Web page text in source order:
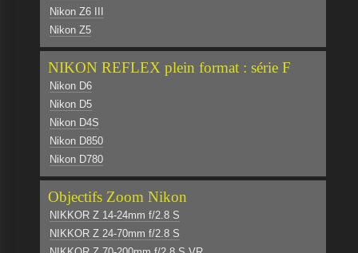
Nikon Z6 III
Nikon Z5
NIKON REFLEX plein format : série F
Nikon D6
Nikon D5
Nikon D4S
Nikon D850
Nikon D780
Objectifs Zoom Nikon
NIKKOR Z 14-24mm f/2.8 S
NIKKOR Z 24-70mm f/2.8 S